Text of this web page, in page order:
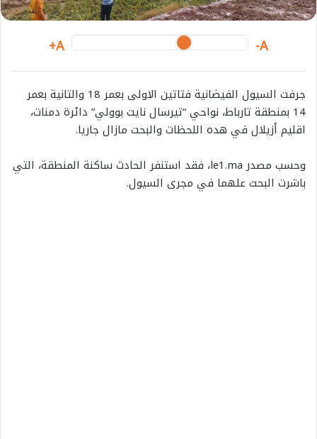
i
l
A-
A+
جرفت السيول الفيضانية فتاتين الاولى بعمر 18 والتانية بعمر
14 بمنطقة تارباط، نواحي “تيرسال نايت بوولي” دائرة دمنات،
اقليم أزيلال في هده اللحظات والبحت مازال جاريا.
وحسب مصدر le1.ma، فقد استنفر الحادث ساكنة المنطقة، التي
باشرت البحث علهما في مجرى السيول.